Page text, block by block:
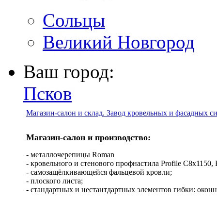
Сольцы
Великий Новгород
Ваш город:
Псков
Магазин-салон и склад. Завод кровельных и фасадных
Магазин-салон и производство:
- металлочерепицы Roman
- кровельного и стенового профнастила Profile
- самозащёлкивающейся фальцевой кровли;
- плоского листа;
- стандартных и нестантдартных элементов гибки: